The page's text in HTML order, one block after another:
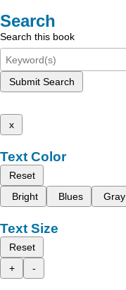
Search
Search this book
Submit Search
x
Text Color
Reset
Bright
Blues Gray
Text Size
Reset
+
-